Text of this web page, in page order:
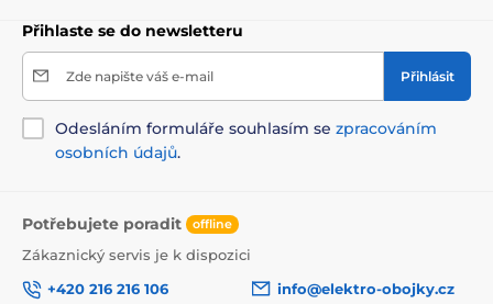
Přihlaste se do newsletteru
Zde napište váš e-mail Přihlásit
Odesláním formuláře souhlasím se zpracováním
osobních údajů.
Potřebujete poradit offline
Zákaznický servis je k dispozici
+420 216 216 106
info@elektro-obojky.cz